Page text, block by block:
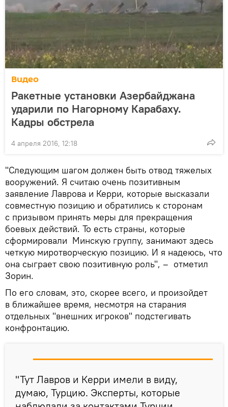
Видео
Ракетные установки Азербайджана
ударили по Нагорному Карабаху.
Кадры обстрела
4 апреля 2016, 12:18
"Следующим шагом должен быть отвод тяжелых
вооружений. Я считаю очень позитивным
заявление Лаврова и Керри, которые высказали
совместную позицию и обратились к сторонам
с призывом принять меры для прекращения
боевых действий. То есть страны, которые
сформировали Минскую группу, занимают здесь
четкую миротворческую позицию. И я надеюсь, что
она сыграет свою позитивную роль", – отметил
Зорин.
По его словам, это, скорее всего, и произойдет
в ближайшее время, несмотря на старания
отдельных "внешних игроков" подстегивать
конфронтацию.
"Тут Лавров и Керри имели в виду,
думаю, Турцию. Эксперты, которые